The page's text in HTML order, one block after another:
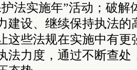
法实施年”活动；破解
建设、继续保持执法的
这些法规在实施中有更
法力度，通过不断查处